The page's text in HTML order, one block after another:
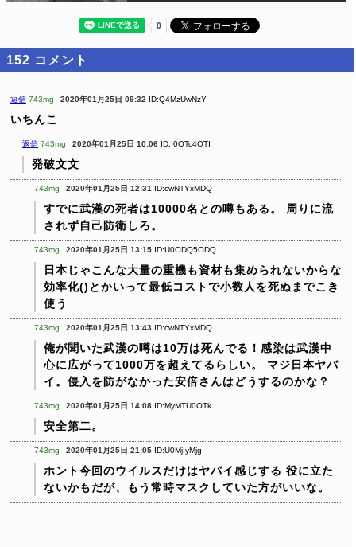
152 コメント
返信 743mg 2020年01月25日 09:32 ID:Q4MzUwNzY
いちんこ
返信 743mg 2020年01月25日 10:06 ID:I0OTc4OTI
発破文文
743mg 2020年01月25日 12:31 ID:cwNTYxMDQ
すでに武漢の死者は10000名との噂もある。
周りに流
されず自己防衛しろ。
743mg 2020年01月25日 13:15 ID:U0ODQ5ODQ
日本じゃこんな大量の重機も資材も集められないからな
効率化()とかいって最低コストで小数人を死ぬまでこき
使う
743mg 2020年01月25日 13:43 ID:cwNTYxMDQ
俺が聞いた武漢の噂は10万は死んでる！感染は武漢中
心に広がって1000万を超えてるらしい。
マジ日本ヤバ
イ。侵入を防がなかった安倍さんはどうするのかな？
743mg 2020年01月25日 14:08 ID:MyMTU0OTk
安全第二。
743mg 2020年01月25日 21:05 ID:U0MjIyMjg
ホント今回のウイルスだけはヤバイ感じする 役に立た
ないかもだが、もう常時マスクしていた方がいいな。